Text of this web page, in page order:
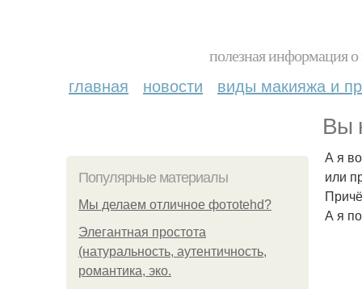
полезная информация
главная новости виды макияжа и
Вы
Популярные материалы
Мы делаем отличное фотоtehd?
Элегантная простота
(натуральность, аутентичность,
романтика, эко.
А я
или
А я